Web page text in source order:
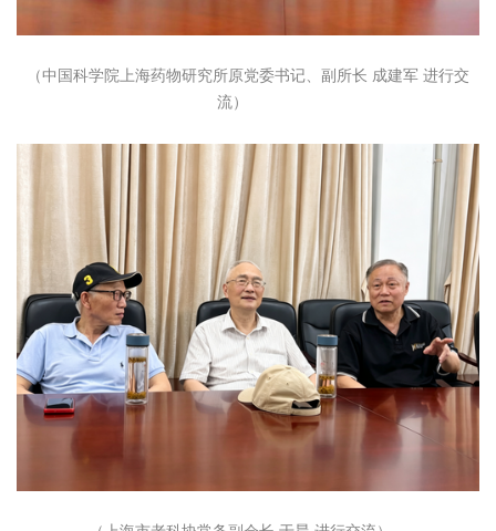
（中国科学院上海药物研究所原党委书记、副所长 成建军 进行交
流）